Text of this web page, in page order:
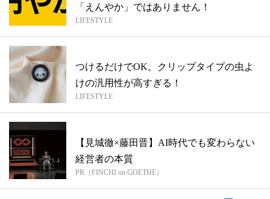
「えんやか」ではありません！
LIFESTYLE
つけるだけでOK。クリップタイプの虫よ
けの汎用性が高すぎる！
LIFESTYLE
【見城徹×藤田晋】AI時代でも変わらない
経営者の本質
PR（FINCHI on GOETHE）